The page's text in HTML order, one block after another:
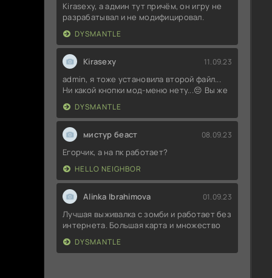
Kirasexy, а админ тут причём, он игру не
разрабатывал и не модифицировал.
DYSMANTLE
Kirasexy 11.09.23
admin, я тоже установила второй файл...
Ни какой кнопки мод-меню нету...😔 Вы же
DYSMANTLE
мистур беаст 08.09.23
Егорчик, а на пк работает?
HELLO NEIGHBOR
Alinka Ibrahimova 01.09.23
Лучшая выживалка с зомби и работает без
интернета. Большая карта и множество
DYSMANTLE